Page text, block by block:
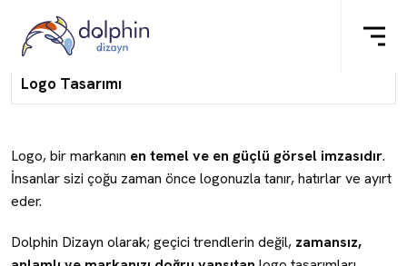
Logo Tasarımı
Logo, bir markanın en temel ve en güçlü görsel imzasıdır.
İnsanlar sizi çoğu zaman önce logonuzla tanır, hatırlar ve ayırt
eder.
Dolphin Dizayn olarak; geçici trendlerin değil, zamansız,